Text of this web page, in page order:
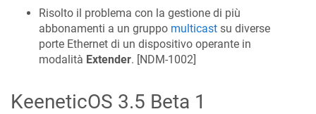
Risolto il problema con la gestione di più
abbonamenti a un gruppo multicast su diverse
porte Ethernet di un dispositivo operante in
modalità Extender. [NDM-1002]
KeeneticOS 3.5 Beta 1